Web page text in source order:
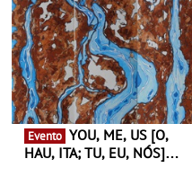
Antiga primeira-ministra da
Finlândia é a convidada da
primeira edição do novo
ciclo de debates dedicado
aos grandes temas do
nosso tempo
Evento
HAU, ITA; TU, EU, NÓS]